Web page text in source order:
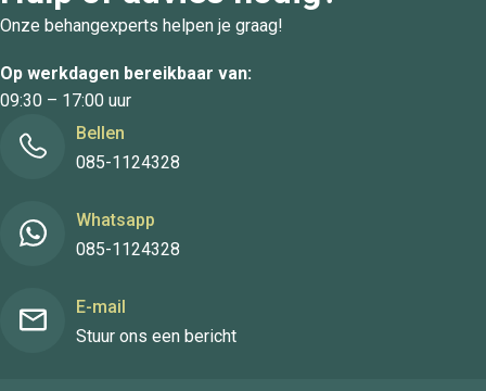
Onze behangexperts helpen je graag!
Op werkdagen bereikbaar van:
09:30 – 17:00 uur
Bellen
085-1124328
Whatsapp
085-1124328
E-mail
Stuur ons een bericht